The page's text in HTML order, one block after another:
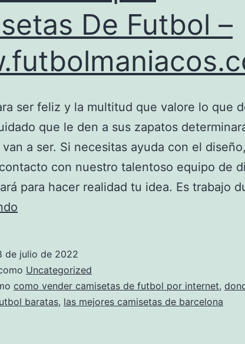
De Futbol –
ser feliz y la multitud que valore lo que
que le den a sus zapatos
a ser. Si necesitas ayuda con el
con nuestro talentoso equipo de
para hacer realidad tu idea. Es trabajo
De
Futbol
–
de julio de 2022
Uncategorized
como vender camisetas de futbol por internet,
baratas, las mejores camisetas de barcelona